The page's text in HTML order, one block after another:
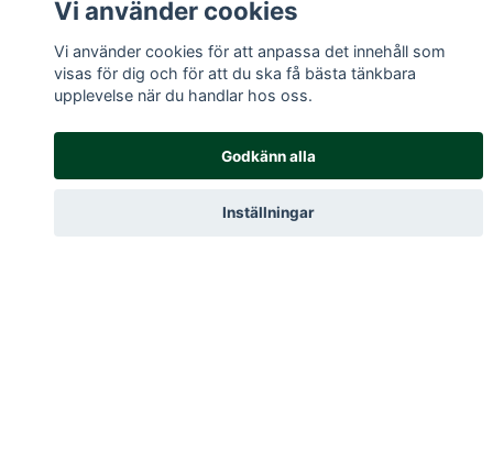
Vi använder cookies
Vi använder cookies för att anpassa det innehåll som
visas för dig och för att du ska få bästa tänkbara
upplevelse när du handlar hos oss.
Godkänn alla
Inställningar